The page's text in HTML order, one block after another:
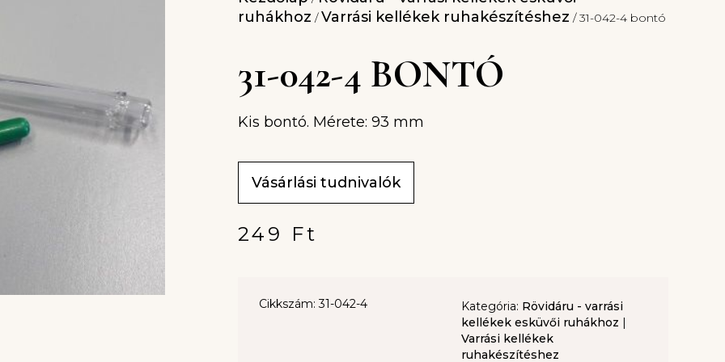
ruhákhoz /Varrási kellékek ruhakészítéshez / 31-042-4 bontó
31-042-4 BONTÓ
Kis bontó. Mérete: 93 mm
Vásárlási tudnivalók
249 Ft
Cikkszám: 31-042-4 Kategória: Rövidáru - varrási
kellékek esküvői ruhákhoz |
Varrási kellékek
ruhakészítéshez